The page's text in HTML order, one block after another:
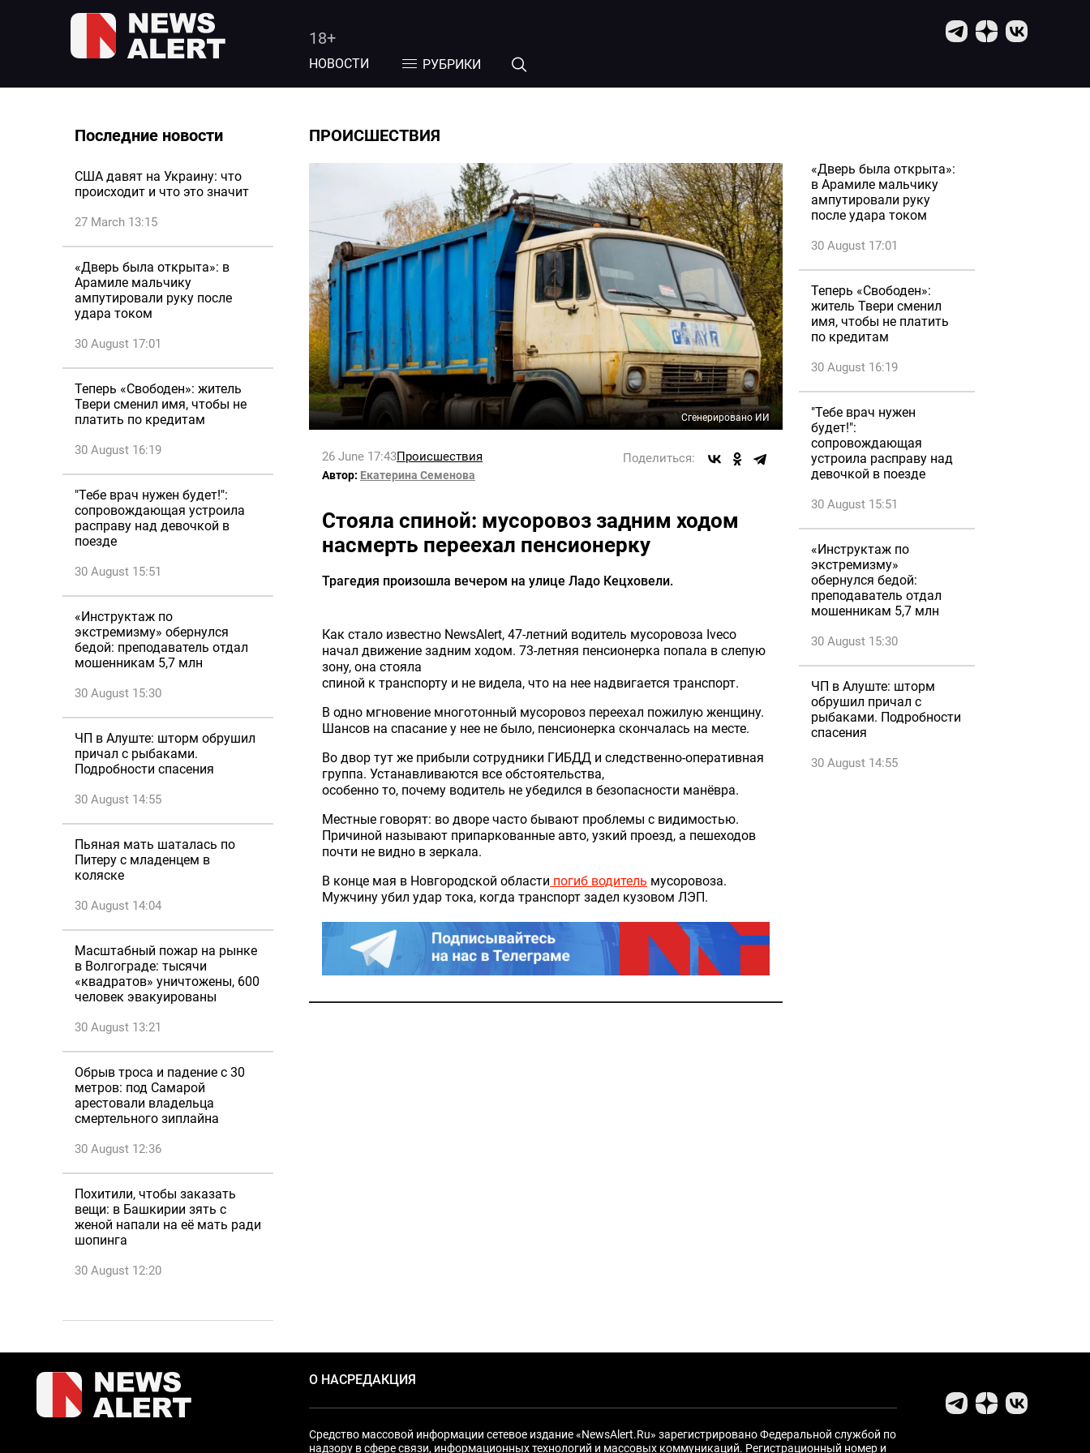
18+
НОВОСТИ РУБРИКИ
Последние новости
США давят на Украину: что
происходит и что это значит
27 March 13:15
«Дверь была открыта»: в
Арамиле мальчику
ампутировали руку после
удара током
30 August 17:01
Теперь «Свободен»: житель
Твери сменил имя, чтобы не
платить по кредитам
30 August 16:19
"Тебе врач нужен будет!":
сопровождающая устроила
расправу над девочкой в
поезде
30 August 15:51
«Инструктаж по
экстремизму» обернулся
бедой: преподаватель отдал
мошенникам 5,7 млн
30 August 15:30
ЧП в Алуште: шторм обрушил
причал с рыбаками.
Подробности спасения
30 August 14:55
Пьяная мать шаталась по
Питеру с младенцем в
коляске
30 August 14:04
Масштабный пожар на рынке
в Волгограде: тысячи
«квадратов» уничтожены, 600
человек эвакуированы
30 August 13:21
Обрыв троса и падение с 30
метров: под Самарой
арестовали владельца
смертельного зиплайна
30 August 12:36
Похитили, чтобы заказать
вещи: в Башкирии зять с
женой напали на её мать ради
шопинга
30 August 12:20
ПРОИСШЕСТВИЯ
Сгенерировано ИИ
26 June 17:43Происшествия Поделиться:
Автор: Екатерина Семенова
Стояла спиной: мусоровоз задним ходом
насмерть переехал пенсионерку
Трагедия произошла вечером на улице Ладо Кецховели.
Как стало известно NewsAlert, 47-летний водитель мусоровоза Iveco
начал движение задним ходом. 73-летняя пенсионерка попала в слепую
зону, она стояла
спиной к транспорту и не видела, что на нее надвигается транспорт.
В одно мгновение многотонный мусоровоз переехал пожилую женщину.
Шансов на спасание у нее не было, пенсионерка скончалась на месте.
Во двор тут же прибыли сотрудники ГИБДД и следственно-оперативная
группа. Устанавливаются все обстоятельства,
особенно то, почему водитель не убедился в безопасности манёвра.
Местные говорят: во дворе часто бывают проблемы с видимостью.
Причиной называют припаркованные авто, узкий проезд, а пешеходов
почти не видно в зеркала.
В конце мая в Новгородской области погиб водитель мусоровоза.
Мужчину убил удар тока, когда транспорт задел кузовом ЛЭП.
«Дверь была открыта»:
в Арамиле мальчику
ампутировали руку
после удара током
30 August 17:01
Теперь «Свободен»:
житель Твери сменил
имя, чтобы не платить
по кредитам
30 August 16:19
"Тебе врач нужен
будет!":
сопровождающая
устроила расправу над
девочкой в поезде
30 August 15:51
«Инструктаж по
экстремизму»
обернулся бедой:
преподаватель отдал
мошенникам 5,7 млн
30 August 15:30
ЧП в Алуште: шторм
обрушил причал с
рыбаками. Подробности
спасения
30 August 14:55
О НАСРЕДАКЦИЯ
Средство массовой информации сетевое издание «NewsAlert.Ru» зарегистрировано Федеральной службой по
надзору в сфере связи, информационных технологий и массовых коммуникаций. Регистрационный номер и